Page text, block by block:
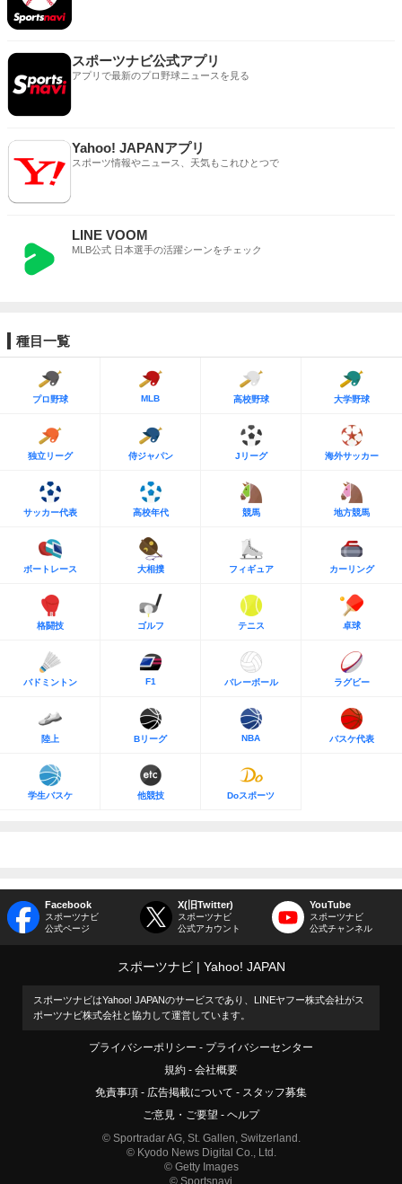
スポーツナビ公式アプリ
アプリで最新のプロ野球ニュースを見る
Yahoo! JAPANアプリ
スポーツ情報やニュース、天気もこれひとつで
LINE VOOM
MLB公式 日本選手の活躍シーンをチェック
種目一覧
プロ野球 MLB 高校野球 大学野球
独立リーグ 侍ジャパン Jリーグ 海外サッカー
サッカー代表 高校年代 競馬 地方競馬
ボートレース 大相撲 フィギュア カーリング
格闘技 ゴルフ テニス 卓球
バドミントン F1 バレーボール ラグビー
陸上 Bリーグ NBA バスケ代表
学生バスケ 他競技 Doスポーツ
Facebook
スポーツナビ
公式ページ
X(旧Twitter)
スポーツナビ
公式アカウント
YouTube
スポーツナビ
公式チャンネル
スポーツナビ Yahoo! JAPAN
スポーツナビはYahoo! JAPANのサービスであり、LINEヤフー株式会社がス
ポーツナビ株式会社と協力して運営しています。
プライバシーポリシー
プライバシーセンター
規約
会社概要
免責事項
広告掲載について
スタッフ募集
ご意見・ご要望
ヘルプ
© Sportradar AG, St. Gallen, Switzerland.
© Kyodo News Digital Co., Ltd.
© Getty Images
© Sportsnavi